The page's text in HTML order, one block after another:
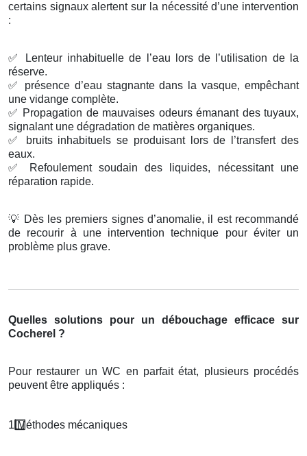
certains signaux alertent sur la nécessité d’une intervention
:
✅
Lenteur inhabituelle de l’eau lors de l’utilisation de la
réserve.
✅
présence d’eau stagnante dans la vasque, empêchant
une vidange complète.
✅ Propagation de mauvaises odeurs émanant des tuyaux,
signalant une dégradation de matières organiques.
✅
bruits inhabituels se produisant lors de l’transfert des
eaux.
✅
Refoulement soudain des liquides, nécessitant une
réparation rapide.
💡 Dès les premiers signes d’anomalie, il est recommandé
de recourir à une intervention technique pour éviter un
problème plus grave.
Quelles solutions pour un débouchage efficace sur
Cocherel ?
Pour restaurer un WC en parfait état, plusieurs procédés
peuvent être appliqués :
1️ Méthodes mécaniques